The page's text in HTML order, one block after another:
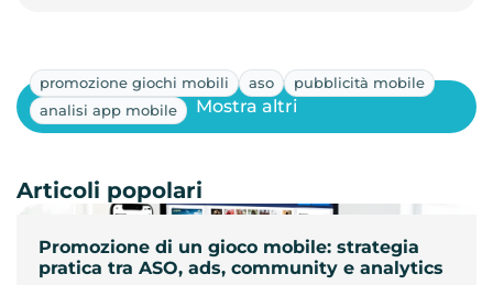
promozione giochi mobili aso
pubblicità mobile
analisi app mobile
Promozione di un gioco mobile: strategia
pratica tra ASO, ads, community e analytics
Mostra altri
Articoli popolari